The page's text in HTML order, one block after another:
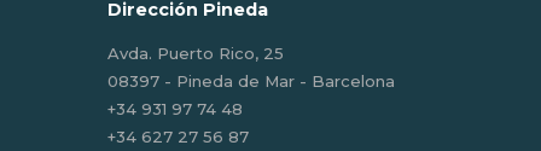
Dirección Pineda
Avda. Puerto Rico, 25
08397 - Pineda de Mar - Barcelona
‎+34 931 97 74 48
+34 627 27 56 87